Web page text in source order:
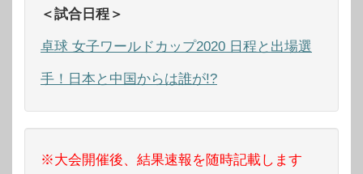
＜試合日程＞
卓球 女子ワールドカップ2020 日程と出場選
手！日本と中国からは誰が!?
※大会開催後、結果速報を随時記載します